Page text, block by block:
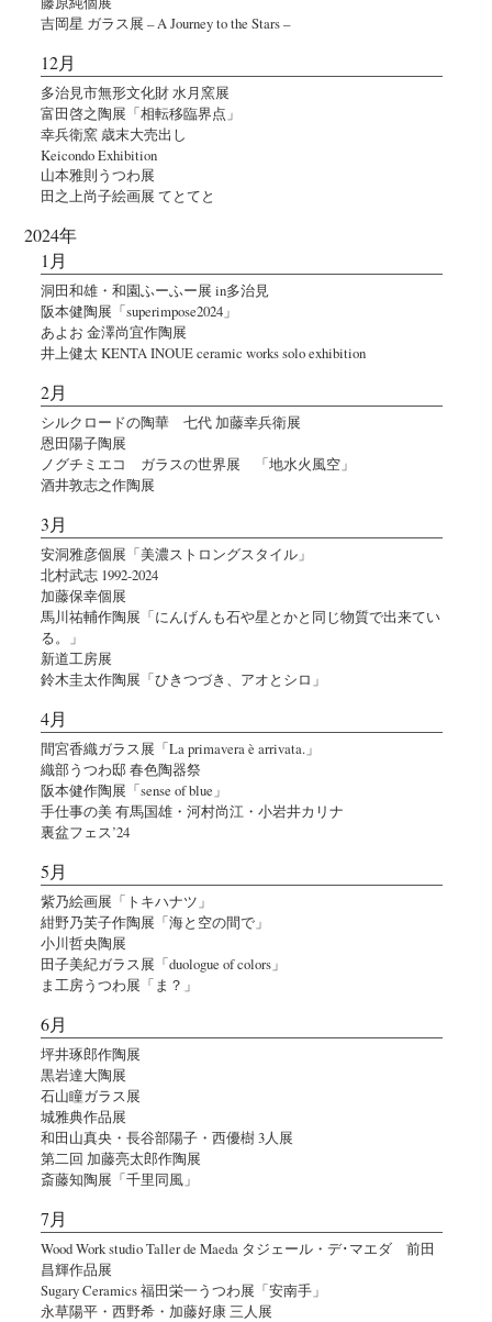
吉岡星 ガラス展 – A Journey to the Stars –
12月
多治見市無形文化財 水月窯展
富田啓之陶展「相転移臨界点」
幸兵衛窯 歳末大売出し
Keicondo Exhibition
山本雅則うつわ展
田之上尚子絵画展 てとてと
2024年
1月
洞田和雄・和園ふーふー展 in多治見
阪本健陶展「superimpose2024」
あよお 金澤尚宜作陶展
井上健太 KENTA INOUE ceramic works solo exhibition
2月
シルクロードの陶華 七代 加藤幸兵衛展
恩田陽子陶展
ノグチミエコ ガラスの世界展 「地水火風空」
酒井敦志之作陶展
3月
安洞雅彦個展「美濃ストロングスタイル」
北村武志 1992-2024
加藤保幸個展
馬川祐輔作陶展「にんげんも石や星とかと同じ物質で出来てい
る。」
新道工房展
鈴木圭太作陶展「ひきつづき、アオとシロ」
4月
間宮香織ガラス展「La primavera è arrivata.」
織部うつわ邸 春色陶器祭
阪本健作陶展「sense of blue」
手仕事の美 有馬国雄・河村尚江・小岩井カリナ
裏盆フェス’24
5月
紫乃絵画展「トキハナツ」
紺野乃芙子作陶展「海と空の間で」
小川哲央陶展
田子美紀ガラス展「duologue of colors」
ま工房うつわ展「ま？」
6月
坪井琢郎作陶展
黒岩達大陶展
石山瞳ガラス展
城雅典作品展
和田山真央・長谷部陽子・西優樹 3人展
第二回 加藤亮太郎作陶展
斎藤知陶展「千里同風」
7月
Wood Work studio Taller de Maeda タジェール・デ･マエダ 前田
昌輝作品展
Sugary Ceramics 福田栄一うつわ展「安南手」
永草陽平・西野希・加藤好康 三人展